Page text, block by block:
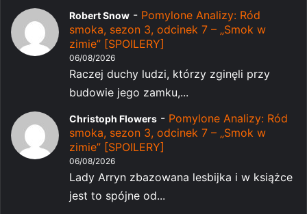
Robert Snow - Pomylone Analizy: Ród
smoka, sezon 3, odcinek 7 – „Smok w
zimie” [SPOILERY]
06/08/2026
Raczej duchy ludzi, którzy zginęli przy
budowie jego zamku,...
Christoph Flowers - Pomylone Analizy: Ród
smoka, sezon 3, odcinek 7 – „Smok w
zimie” [SPOILERY]
06/08/2026
Lady Arryn zbazowana lesbijka i w książce
jest to spójne od...